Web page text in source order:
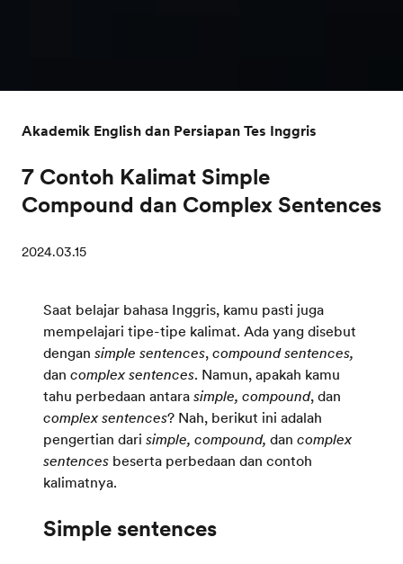
Akademik English dan Persiapan Tes Inggris
7 Contoh Kalimat Simple
Compound dan Complex Sentences
2024.03.15
Saat belajar bahasa Inggris, kamu pasti juga
mempelajari tipe-tipe kalimat. Ada yang disebut
dengan simple sentences,compound sentences,
dan complex sentences. Namun, apakah kamu
tahu perbedaan antarasimple, compound, dan
complex sentences? Nah, berikut ini adalah
pengertian dari simple, compound, dan complex
sentences beserta perbedaan dan contoh
kalimatnya.